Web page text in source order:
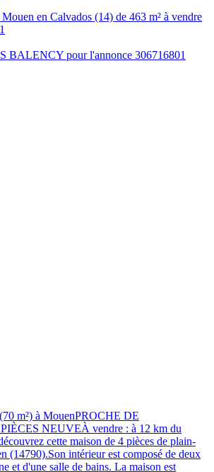
m²) à MouenPROCHE DE
NEUVEÀ vendre : à 12 km du
cette maison de 4 pièces de plain-
(14790).Son intérieur est composé de deux
et d'une salle de bains. La maison est